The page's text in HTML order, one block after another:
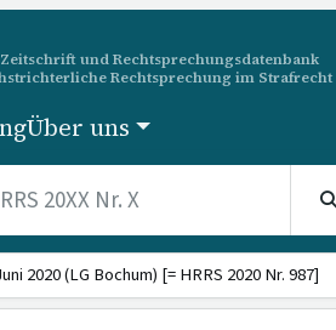
und Rechtsprechungsdatenbank
Rechtsprechung im Strafrecht
Über uns
2020 (LG Bochum) [= HRRS 2020 Nr. 987]